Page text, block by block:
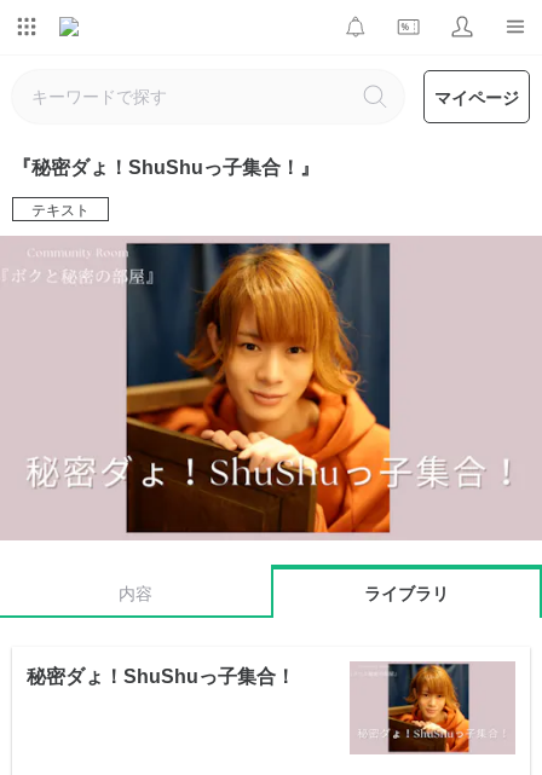
マイページ
『秘密ダょ！ShuShuっ子集合！』
テキスト
内容 ライブラリ
秘密ダょ！ShuShuっ子集合！